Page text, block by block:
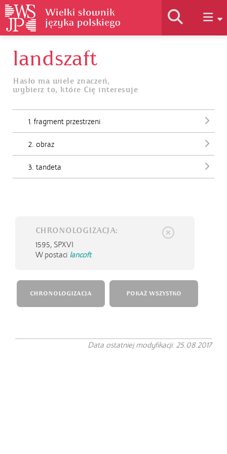
Historia słownika
Jak korzystać
Podstawy naukowe
landszaft
Hasło ma wiele znaczeń,
wybierz to, które Cię interesuje
1. fragment przestrzeni
2. obraz
3. tandeta
CHRONOLOGIZACJA:
1595, SPXVI
W postaci lancoft
CHRONOLOGIZACJA POKAŻ WSZYSTKO
Data ostatniej modyfikacji: 25.08.2017